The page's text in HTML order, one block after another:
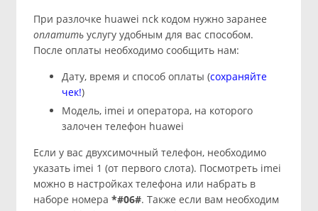
При разлочке huawei nck кодом нужно заранее
оплатитьуслугу удобным для вас способом.
После оплаты необходимо сообщить нам:
Дату, время и способ оплаты (сохраняйте
чек!)
Модель, imei и оператора, на которого
залочен телефон huawei
Если у вас двухсимочный телефон, необходимо
указать imei 1 (от первого слота). Посмотреть imei
можно в настройках телефона или набрать в
наборе номера *#06#. Также если вам необходим